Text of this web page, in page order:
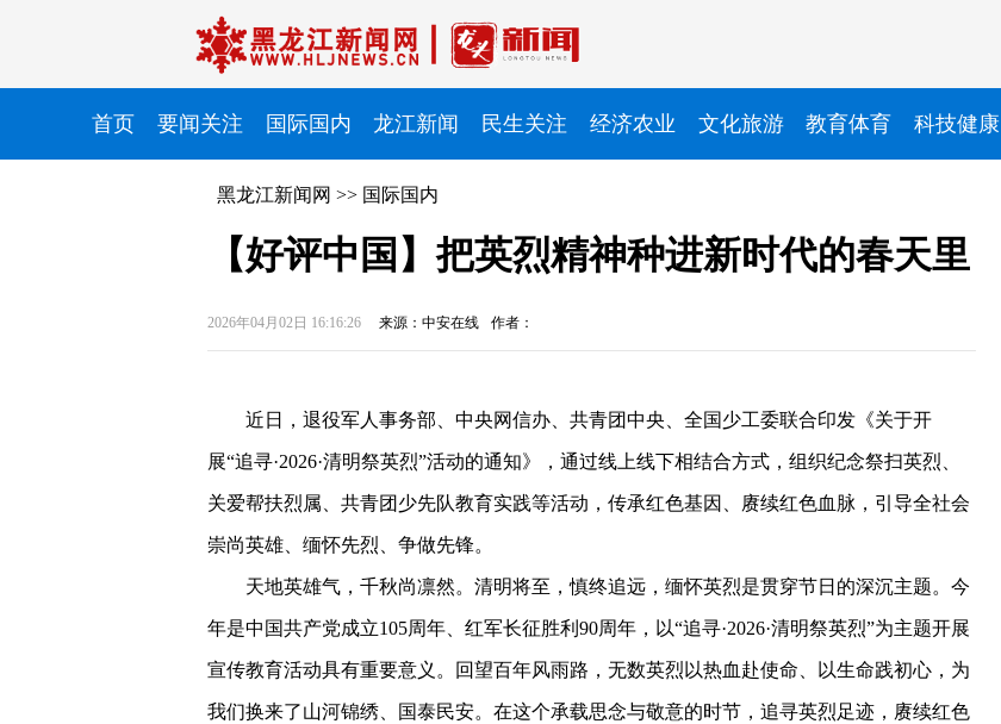
首页 要闻关注 国际国内 龙江新闻 民生关注 经济农业 文化旅游 教育体育 科技健康
黑龙江新闻网 >> 国际国内
【好评中国】把英烈精神种进新时代的春天里
2026年04月02日 16:16:26 来源：中安在线 作者：
近日，退役军人事务部、中央网信办、共青团中央、全国少工委联合印发《关于开
展“追寻·2026·清明祭英烈”活动的通知》，通过线上线下相结合方式，组织纪念祭扫英烈、
关爱帮扶烈属、共青团少先队教育实践等活动，传承红色基因、赓续红色血脉，引导全社会
崇尚英雄、缅怀先烈、争做先锋。
天地英雄气，千秋尚凛然。清明将至，慎终追远，缅怀英烈是贯穿节日的深沉主题。今
年是中国共产党成立105周年、红军长征胜利90周年，以“追寻·2026·清明祭英烈”为主题开展
宣传教育活动具有重要意义。回望百年风雨路，无数英烈以热血赴使命、以生命践初心，为
我们换来了山河锦绣、国泰民安。在这个承载思念与敬意的时节，追寻英烈足迹，赓续红色